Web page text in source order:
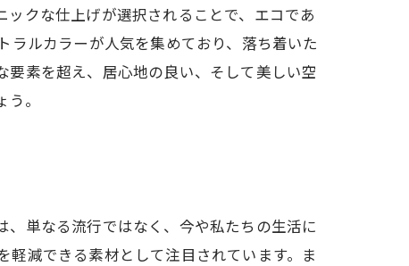
クな仕上げが選択されることで、エコであ
ラルカラーが人気を集めており、落ち着いた
素を超え、居心地の良い、そして美しい空
。
単なる流行ではなく、今や私たちの生活に
減できる素材として注目されています。ま